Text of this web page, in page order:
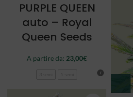
PURPLE QUEEN
auto – Royal
Queen Seeds
A partire da: 23,00€